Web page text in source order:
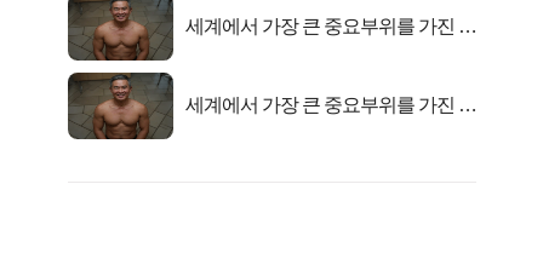
세계에서 가장 큰 중요부위를 가진 남
세계에서 가장 큰 중요부위를 가진 남